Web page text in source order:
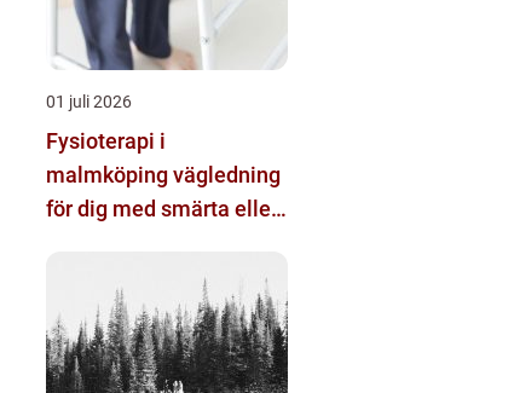
01 juli 2026
Fysioterapi i
malmköping vägledning
för dig med smärta eller